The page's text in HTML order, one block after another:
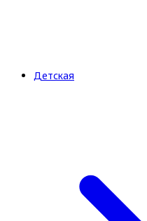
Детская